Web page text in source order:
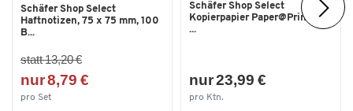
Schäfer Shop Select
Haftnotizen, 75 x 75 mm, 100
B...
statt 13,20 €
nur 8,79 €
pro Set
Schäfer Shop Select
Kopierpapier Paper@Print, DIN
...
nur 23,99 €
pro Ktn.